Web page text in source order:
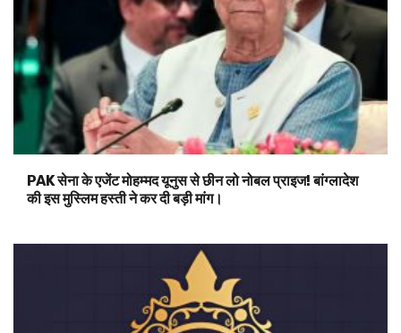
PAK सेना के एजेंट मोहम्मद यूनुस से छीन लो नोबल प्राइज! बांग्लादेश
की इस मुस्लिम हस्ती ने कर दी बड़ी मांग।